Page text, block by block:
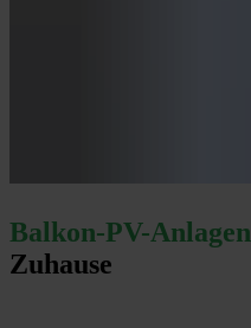
Balkon-PV-Anlagen
Zuhause